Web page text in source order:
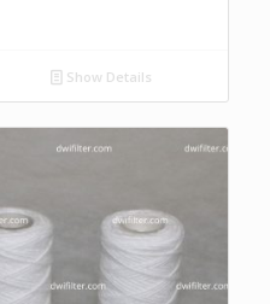
Show Details